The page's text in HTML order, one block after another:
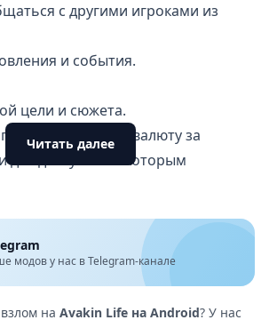
с другими игроками из
и события.
цели и сюжета.
игровую валюту за
для доступа к некоторым
к игре.
аспектов игры
В игре есть
мест, где игроки могут
Читать далее
модов у нас в Telegram-канале
на Avakin Life на Android? У нас